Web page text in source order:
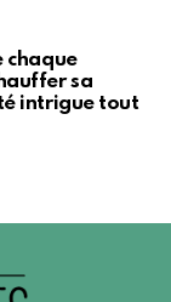
chaque
sa
intrigue tout